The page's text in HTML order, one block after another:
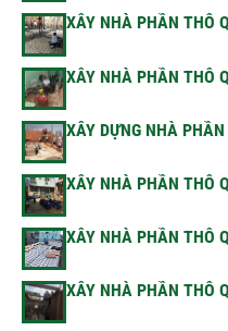
XÂY NHÀ PHẦN THÔ
XÂY NHÀ PHẦN THÔ
XÂY DỰNG NHÀ
XÂY NHÀ PHẦN THÔ
XÂY NHÀ PHẦN THÔ
XÂY NHÀ PHẦN THÔ